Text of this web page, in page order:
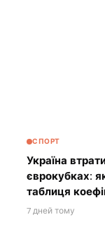
СПОРТ
Україна
єврокубках:
таблиця
7 дней тому